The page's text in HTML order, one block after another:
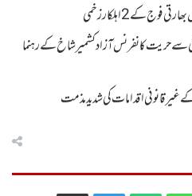
کے 2اہلکار زخمی
سے حریت کانفرنس آزاد کشمیر شاخ کے رہنما